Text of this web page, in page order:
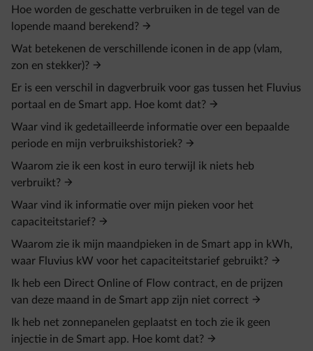
Hoe worden de geschatte verbruiken in de tegel van de
lopende maand berekend?
Wat betekenen de verschillende iconen in de app (vlam,
zon en stekker)?
Er is een verschil in dagverbruik voor gas tussen het Fluvius
portaal en de Smart app. Hoe komt dat?
Waar vind ik gedetailleerde informatie over een bepaalde
periode en mijn verbruikshistoriek?
Waarom zie ik een kost in euro terwijl ik niets heb
verbruikt?
Waar vind ik informatie over mijn pieken voor het
capaciteitstarief?
Waarom zie ik mijn maandpieken in de Smart app in kWh,
waar Fluvius kW voor het capaciteitstarief gebruikt?
Ik heb een Direct Online of Flow contract, en de prijzen
van deze maand in de Smart app zijn niet correct
Ik heb net zonnepanelen geplaatst en toch zie ik geen
injectie in de Smart app. Hoe komt dat?